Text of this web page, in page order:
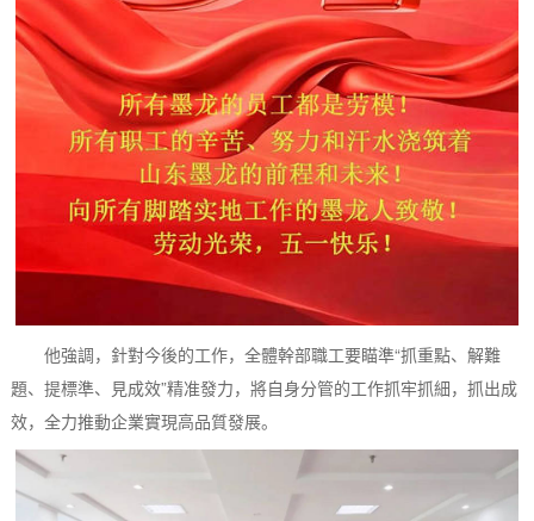
他強調，針對今後的工作，全體幹部職工要瞄準“抓重點、解難
題、提標準、見成效”精准發力，將自身分管的工作抓牢抓細，抓出成
效，全力推動企業實現高品質發展。